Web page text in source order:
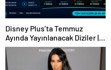
Disney Plus’ta Temmuz
Ayında Yayınlanacak Diziler |
2026 Güncel Yayın Takvimi